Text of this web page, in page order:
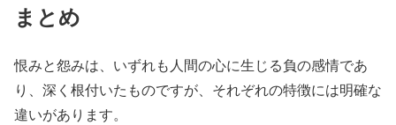
まとめ
恨みと怨みは、いずれも人間の心に生じる負の感情であ
り、深く根付いたものですが、それぞれの特徴には明確な
違いがあります。